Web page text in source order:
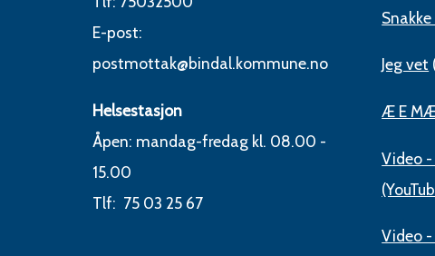
E-post:
postmottak@bindal.kommune.no
Helsestasjon
Åpen: mandag-fredag kl. 08.00 -
15.00
Tlf: 75 03 25 67
Jeg vet
Æ E
Video
Video